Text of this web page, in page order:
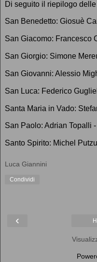
Di seguito il riepilogo
San Benedetto: Giosuè
San Giacomo: Francesco
San Giorgio: Simone
San Giovanni: Alessio
San Luca: Federico
Santa Maria in Vado:
San Paolo: Adrian Topalli
Santo Spirito: Michel
Luca Giannini
Condividi
‹